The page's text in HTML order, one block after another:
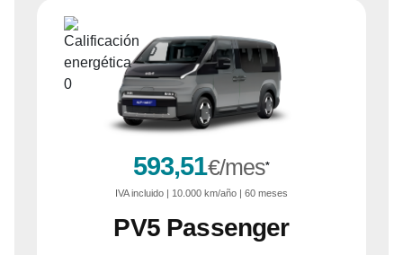
593,51€/mes*
IVA incluido | 10.000 km/año | 60 meses
PV5 Passenger